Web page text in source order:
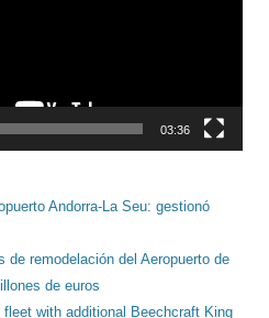
03:36
Andorra-La Seu: gestionó
remodelación del Aeropuerto de
de euros
with additional Beechcraft King